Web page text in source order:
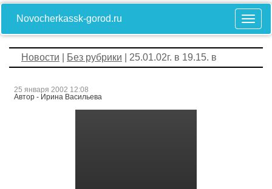
Novocherkassk-gorod.ru
Новости Без рубрики | 25.01.02г. в 19.15. в
25 января 2002 12:08
Автор - Ирина Васильева